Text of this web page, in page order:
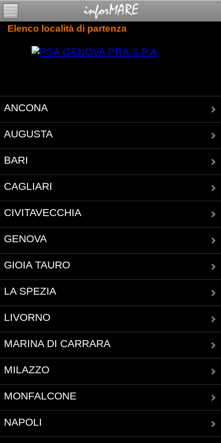
Elenco località di partenza
ANCONA
AUGUSTA
BARI
CAGLIARI
CIVITAVECCHIA
GENOVA
GIOIA TAURO
LA SPEZIA
LIVORNO
MARINA DI CARRARA
MILAZZO
MONFALCONE
NAPOLI